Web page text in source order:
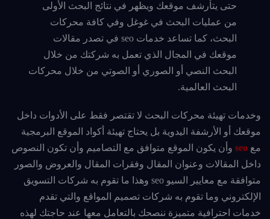
حتى يتأرشف موقعك ويظهر في نتائج البحث الأولى
من عمليات البحث في غوغل وفي كافة محركات
البحث، كما تساعد خدمات seo في تصدر مقالات
موقعك في المجال الذي تعمل به شركتك من خلال
البحث النصي أو الصوري أو الصوتي من خلال محركات
البحث العالمية.
وخدمات تهيئة محركات البحث لا تقتصر فقط على الأدوات داخل
موقعك أو الأرشفة اليدوية بل يحتاج تهيئة أكواد الموقع البرمجية
مع seo وأن يكون الموقع متوافق مع التصاميم وأن تكون النصوص
داخل المقالات وعنوان المقال وفقرات المقال والعروض والصور
متوافقة مع معايير السيو seo وهذا ما تقوم به شركات التسويق
الإلكتروني وما تقوم به شركات تصميم المواقع والتي تقدم
خدمات احترافية متميزة ننصحك بالتعامل معها عند حاجتك لهذه